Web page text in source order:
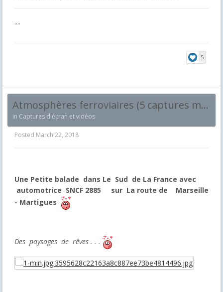
....
5
Atmosphères ferroviaires (5 captures maximum et par jour !)
in Captures d'écran et vidéos
Posted March 22, 2018
Une Petite balade dans Le Sud de La France avec
automotrice SNCF 2885 sur La route de Marseille
- Martigues
Des paysages de rêves . . .